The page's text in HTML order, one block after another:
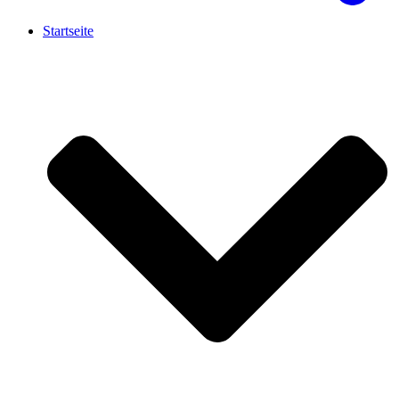
Startseite